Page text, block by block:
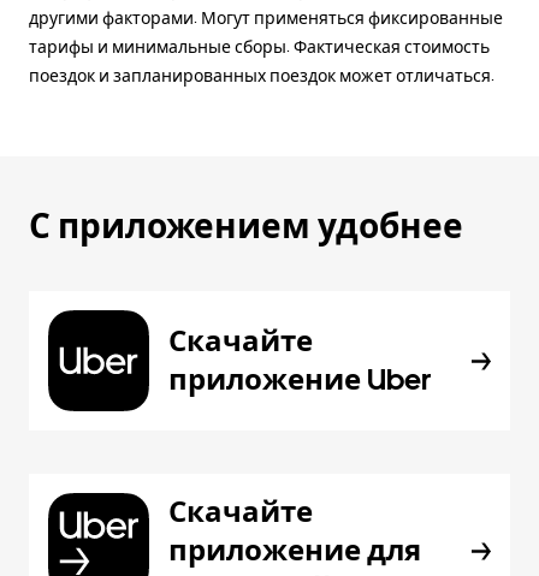
другими факторами. Могут применяться фиксированные
тарифы и минимальные сборы. Фактическая стоимость
поездок и запланированных поездок может отличаться.
С приложением удобнее
Скачайте
приложение Uber
Скачайте
приложение для